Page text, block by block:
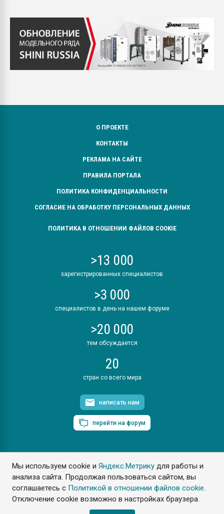
Мы используем cookie иЯндекс.Метрику для работы и
анализа сайта. Продолжая пользоваться сайтом, вы
соглашаетесь с Политикой в отношении файлов cookie.
Отключение cookie возможно в настройках браузера.
О ПРОЕКТЕ
КОНТАКТЫ
РЕКЛАМА НА САЙТЕ
ПРАВИЛА ПОРТАЛА
ПОЛИТИКА КОНФИДЕНЦИАЛЬНОСТИ
СОГЛАСИЕ НА ОБРАБОТКУ ПЕРСОНАЛЬНЫХ ДАННЫХ
ПОЛИТИКА В ОТНОШЕНИИ ФАЙЛОВ COOKIE
>13 000
зарегистрированных специалистов
>3 000
специалистов в день на нашем форуме
>20 000
тем обсуждается
20
стран со всего мира
написать нам
перейти на форум
ПластЭксперт © 2006. Все права защищены
Разрешается копирование материалов сайта с обязательной
ссылкой на www.e-plastic.ru
Разработка сайта